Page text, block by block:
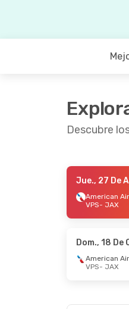
Descubre
- Mar., 6 De
1 Escala
Jue., 27 De
American
VPS- JAX
Dom., 18 De
American
VPS- JAX